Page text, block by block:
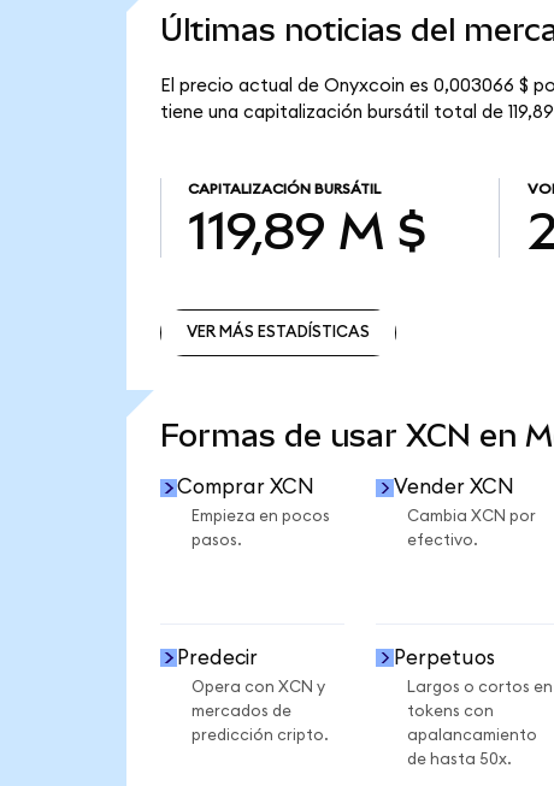
Últimas noticias del
El precio actual de Onyxcoin es 0,003066 $
tiene una capitalización bursátil total de
CAPITALIZACIÓN BURSÁTIL
119,89 M $
VER MÁS ESTADÍSTICAS
Formas de usar XCN en
Comprar XCN
Empieza en pocos
pasos.
Vender XCN
Cambia XCN por
efectivo.
Predecir
Opera con XCN y
mercados de
predicción cripto.
Perpetuos
Largos o cortos en
tokens con
apalancamiento
de hasta 50x.